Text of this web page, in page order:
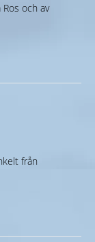
och av
från